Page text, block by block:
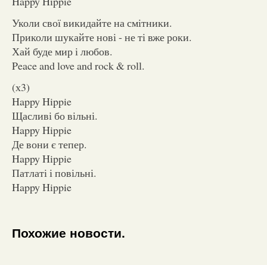
Уколи свої викидайте на смітники.
Приколи шукайте нові - не ті вже роки.
Хай буде мир і любов.
Peace and love and rock & roll.
(х3)
Happy Hippie
Щасливі бо вільні.
Happy Hippie
Де вони є тепер.
Happy Hippie
Патлаті і повільні.
Happy Hippie
Похожие новости.